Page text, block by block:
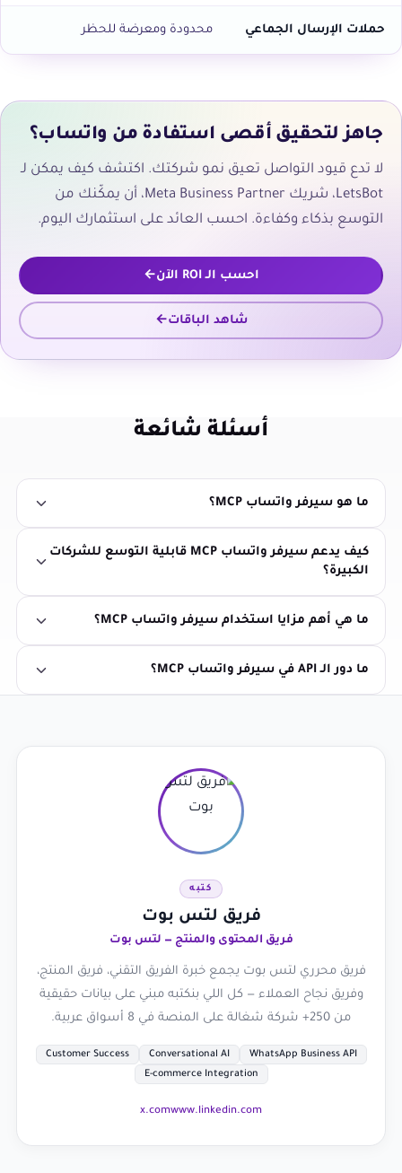
حملات الإرسال الجماعي محدودة ومعرضة للحظر
جاهز لتحقيق أقصى استفادة من واتساب؟
لا تدع قيود التواصل تعيق نمو شركتك. اكتشف كيف يمكن لـ
LetsBot، شريك Meta Business Partner، أن يمكّنك من
التوسع بذكاء وكفاءة. احسب العائد على استثمارك اليوم.
احسب الـ ROI الآن
شاهد الباقات
أسئلة شائعة
ما هو سيرفر واتساب MCP؟
كيف يدعم سيرفر واتساب MCP قابلية التوسع للشركات
الكبيرة؟
ما هي أهم مزايا استخدام سيرفر واتساب MCP؟
ما دور الـ API في سيرفر واتساب MCP؟
كتبه
فريق لتس بوت
فريق المحتوى والمنتج — لتس بوت
فريق محرري لتس بوت يجمع خبرة الفريق التقني، فريق المنتج،
وفريق نجاح العملاء — كل اللي بنكتبه مبني على بيانات حقيقية
من 250+ شركة شغالة على المنصة في 8 أسواق عربية.
WhatsApp Business API
Conversational AI
Customer Success
E-commerce Integration
www.linkedin.com
x.com